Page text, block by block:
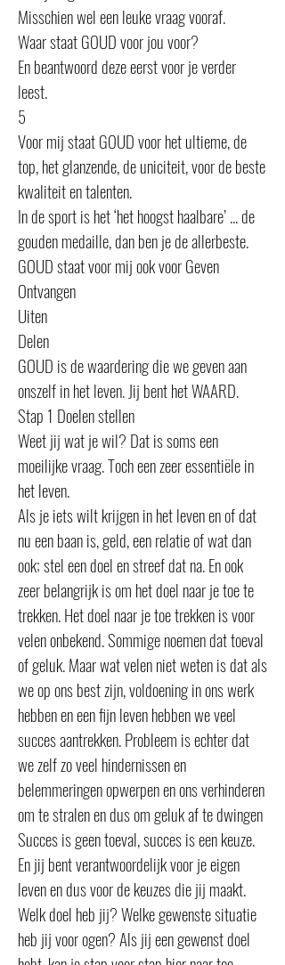
Misschien wel een leuke vraag vooraf.
Waar staat GOUD voor jou voor?
En beantwoord deze eerst voor je verder
leest.
5
Voor mij staat GOUD voor het ultieme, de
top, het glanzende, de uniciteit, voor de beste
kwaliteit en talenten.
In de sport is het ‘het hoogst haalbare’ ... de
gouden medaille, dan ben je de allerbeste.
GOUD staat voor mij ook voor Geven
Ontvangen
Uiten
Delen
GOUD is de waardering die we geven aan
onszelf in het leven. Jij bent het WAARD.
Stap 1 Doelen stellen
Weet jij wat je wil? Dat is soms een
moeilijke vraag. Toch een zeer essentiële in
het leven.
Als je iets wilt krijgen in het leven en of dat
nu een baan is, geld, een relatie of wat dan
ook; stel een doel en streef dat na. En ook
zeer belangrijk is om het doel naar je toe te
trekken. Het doel naar je toe trekken is voor
velen onbekend. Sommige noemen dat toeval
of geluk. Maar wat velen niet weten is dat als
we op ons best zijn, voldoening in ons werk
hebben en een fijn leven hebben we veel
succes aantrekken. Probleem is echter dat
we zelf zo veel hindernissen en
belemmeringen opwerpen en ons verhinderen
om te stralen en dus om geluk af te dwingen
Succes is geen toeval, succes is een keuze.
En jij bent verantwoordelijk voor je eigen
leven en dus voor de keuzes die jij maakt.
Welk doel heb jij? Welke gewenste situatie
heb jij voor ogen? Als jij een gewenst doel